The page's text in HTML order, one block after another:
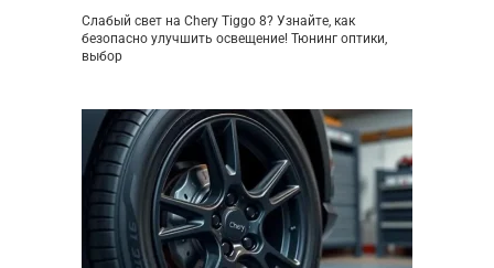
Слабый свет на Chery Tiggo 8? Узнайте, как
безопасно улучшить освещение! Тюнинг оптики,
выбор